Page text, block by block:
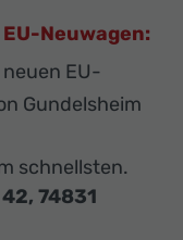
Neuwagen:
EU-
Gundelsheim
schnellsten.
74831